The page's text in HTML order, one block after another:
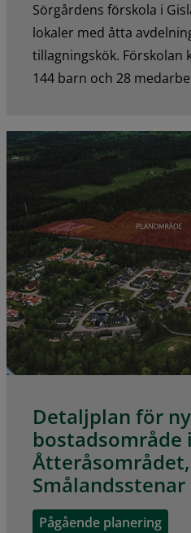
Sörgårdens förskola i
lokaler med åtta
tillagningskök.
144 barn och 28
Detaljplan för
bostadsområde i
Åtteråsområdet,
Smålandsstenar
Pågående planering